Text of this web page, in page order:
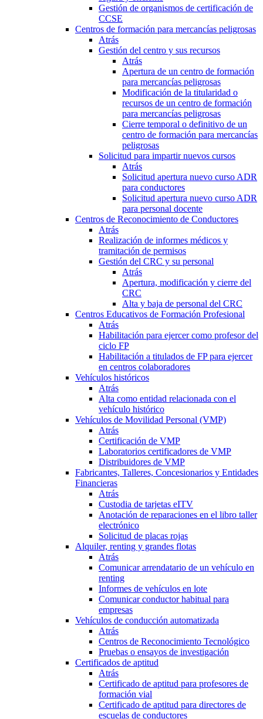
Gestión de organismos de certificación de
CCSE
Centros de formación para mercancías peligrosas
Atrás
Gestión del centro y sus recursos
Atrás
Apertura de un centro de formación
para mercancías peligrosas
Modificación de la titularidad o
recursos de un centro de formación
para mercancías peligrosas
Cierre temporal o definitivo de un
centro de formación para mercancías
peligrosas
Solicitud para impartir nuevos cursos
Atrás
Solicitud apertura nuevo curso ADR
para conductores
Solicitud apertura nuevo curso ADR
para personal docente
Centros de Reconocimiento de Conductores
Atrás
Realización de informes médicos y
tramitación de permisos
Gestión del CRC y su personal
Atrás
Apertura, modificación y cierre del
CRC
Alta y baja de personal del CRC
Centros Educativos de Formación Profesional
Atrás
Habilitación para ejercer como profesor del
ciclo FP
Habilitación a titulados de FP para ejercer
en centros colaboradores
Vehículos históricos
Atrás
Alta como entidad relacionada con el
vehículo histórico
Vehículos de Movilidad Personal (VMP)
Atrás
Certificación de VMP
Laboratorios certificadores de VMP
Distribuidores de VMP
Fabricantes, Talleres, Concesionarios y Entidades
Financieras
Atrás
Custodia de tarjetas eITV
Anotación de reparaciones en el libro taller
electrónico
Solicitud de placas rojas
Alquiler, renting y grandes flotas
Atrás
Comunicar arrendatario de un vehículo en
renting
Informes de vehículos en lote
Comunicar conductor habitual para
empresas
Vehículos de conducción automatizada
Atrás
Centros de Reconocimiento Tecnológico
Pruebas o ensayos de investigación
Certificados de aptitud
Atrás
Certificado de aptitud para profesores de
formación vial
Certificado de aptitud para directores de
escuelas de conductores